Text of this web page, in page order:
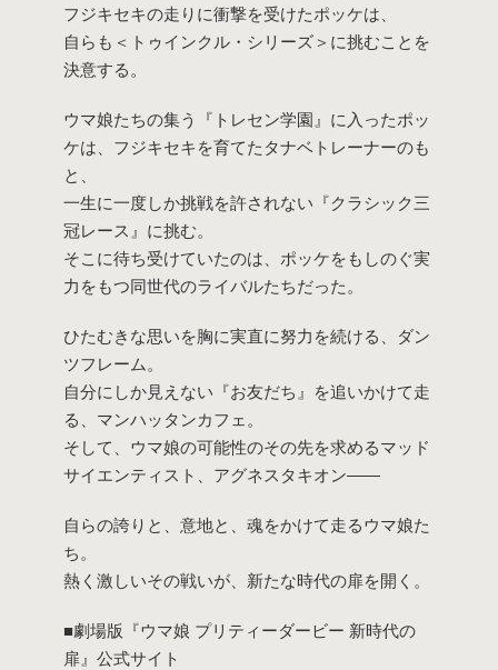
フジキセキの走りに衝撃を受けたポッケは、
自らも＜トゥインクル・シリーズ＞に挑むことを
決意する。
ウマ娘たちの集う『トレセン学園』に入ったポッ
ケは、フジキセキを育てたタナベトレーナーのも
と、
一生に一度しか挑戦を許されない『クラシック三
冠レース』に挑む。
そこに待ち受けていたのは、ポッケをもしのぐ実
力をもつ同世代のライバルたちだった。
ひたむきな思いを胸に実直に努力を続ける、ダン
ツフレーム。
自分にしか見えない『お友だち』を追いかけて走
る、マンハッタンカフェ。
そして、ウマ娘の可能性のその先を求めるマッド
サイエンティスト、アグネスタキオン――
自らの誇りと、意地と、魂をかけて走るウマ娘た
ち。
熱く激しいその戦いが、新たな時代の扉を開く。
■劇場版『ウマ娘 プリティーダービー 新時代の
扉』公式サイト